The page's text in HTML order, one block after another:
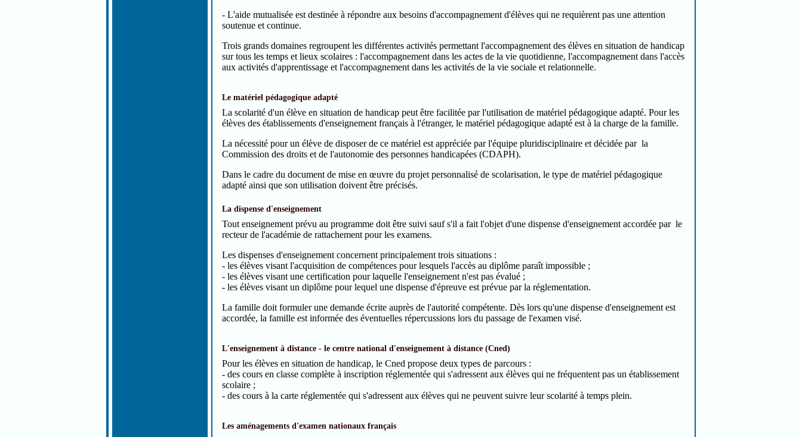
- L'aide mutualisée est destinée à répondre aux besoins d'accompagnement d'élèves qui ne requièrent pas une attention
soutenue et continue.
Trois grands domaines regroupent les différentes activités permettant l'accompagnement des élèves en situation de handicap
sur tous les temps et lieux scolaires : l'accompagnement dans les actes de la vie quotidienne, l'accompagnement dans l'accès
aux activités d'apprentissage et l'accompagnement dans les activités de la vie sociale et relationnelle.
Le matériel pédagogique adapté
La scolarité d'un élève en situation de handicap peut être facilitée par l'utilisation de matériel pédagogique adapté. Pour les
élèves des établissements d'enseignement français à l'étranger, le matériel pédagogique adapté est à la charge de la famille.
La nécessité pour un élève de disposer de ce matériel est appréciée par l'équipe pluridisciplinaire et décidée par la
Commission des droits et de l'autonomie des personnes handicapées (CDAPH).
Dans le cadre du document de mise en œuvre du projet personnalisé de scolarisation, le type de matériel pédagogique
adapté ainsi que son utilisation doivent être précisés.
La dispense d'enseignement
Tout enseignement prévu au programme doit être suivi sauf s'il a fait l'objet d'une dispense d'enseignement accordée par le
recteur de l'académie de rattachement pour les examens.
Les dispenses d'enseignement concernent principalement trois situations :
- les élèves visant l'acquisition de compétences pour lesquels l'accès au diplôme paraît impossible ;
- les élèves visant une certification pour laquelle l'enseignement n'est pas évalué ;
- les élèves visant un diplôme pour lequel une dispense d'épreuve est prévue par la réglementation.
La famille doit formuler une demande écrite auprès de l'autorité compétente. Dès lors qu'une dispense d'enseignement est
accordée, la famille est informée des éventuelles répercussions lors du passage de l'examen visé.
L'enseignement à distance - le centre national d'enseignement à distance (Cned)
Pour les élèves en situation de handicap, le Cned propose deux types de parcours :
- des cours en classe complète à inscription réglementée qui s'adressent aux élèves qui ne fréquentent pas un établissement
scolaire ;
- des cours à la carte réglementée qui s'adressent aux élèves qui ne peuvent suivre leur scolarité à temps plein.
Les aménagements d'examen nationaux français